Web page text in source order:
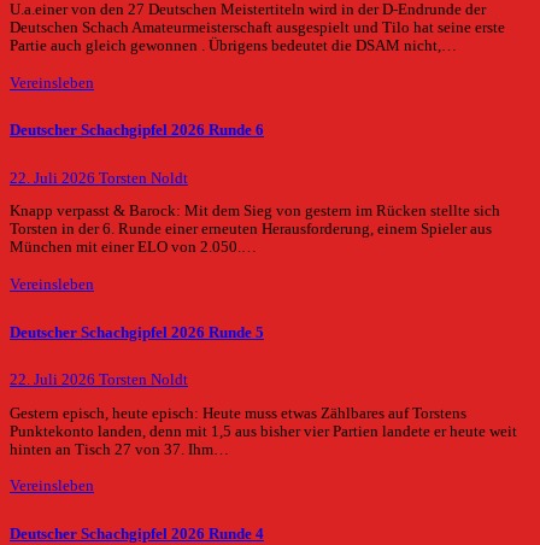
U.a.einer von den 27 Deutschen Meistertiteln wird in der D-Endrunde der
Deutschen Schach Amateurmeisterschaft ausgespielt und Tilo hat seine erste
Partie auch gleich gewonnen . Übrigens bedeutet die DSAM nicht,…
Vereinsleben
Deutscher Schachgipfel 2026 Runde 6
22. Juli 2026 Torsten Noldt
Knapp verpasst & Barock: Mit dem Sieg von gestern im Rücken stellte sich
Torsten in der 6. Runde einer erneuten Herausforderung, einem Spieler aus
München mit einer ELO von 2.050.…
Vereinsleben
Deutscher Schachgipfel 2026 Runde 5
22. Juli 2026 Torsten Noldt
Gestern episch, heute episch: Heute muss etwas Zählbares auf Torstens
Punktekonto landen, denn mit 1,5 aus bisher vier Partien landete er heute weit
hinten an Tisch 27 von 37. Ihm…
Vereinsleben
Deutscher Schachgipfel 2026 Runde 4